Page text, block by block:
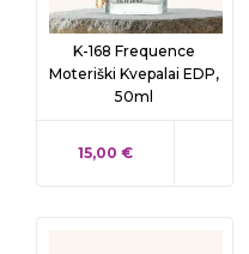
K-168 Frequence
Moteriški Kvepalai EDP,
50ml
KAINA
15,00 €